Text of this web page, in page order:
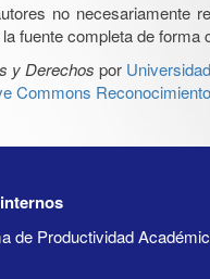
no necesariamente
fuente completa de
y Derechos por
Commons
de Productividad